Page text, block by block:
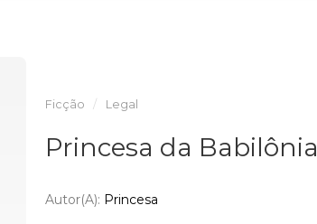
Ficção Legal
Princesa da Babilônia
Autor(a): Princesa